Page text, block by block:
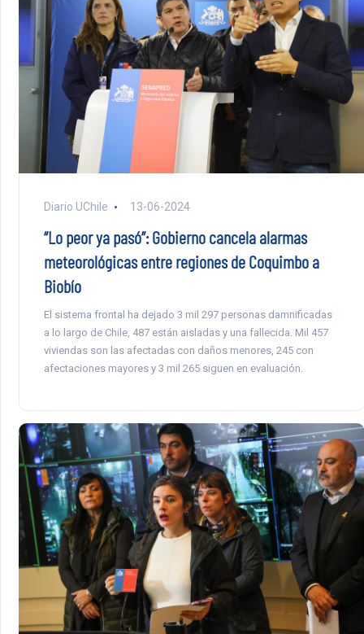
Diario UChile 13-06-2024
“Lo peor ya pasó”: Gobierno cancela alarmas
meteorológicas entre regiones de Coquimbo a
Biobío
El sistema frontal ha dejado 3 mil 297 personas damnificadas
a lo largo de Chile, 487 están aisladas y una fallecida. Mil 457
viviendas son las afectadas con daños menores, 245 con
afectaciones mayores y 3 mil 265 siguen en evaluación.